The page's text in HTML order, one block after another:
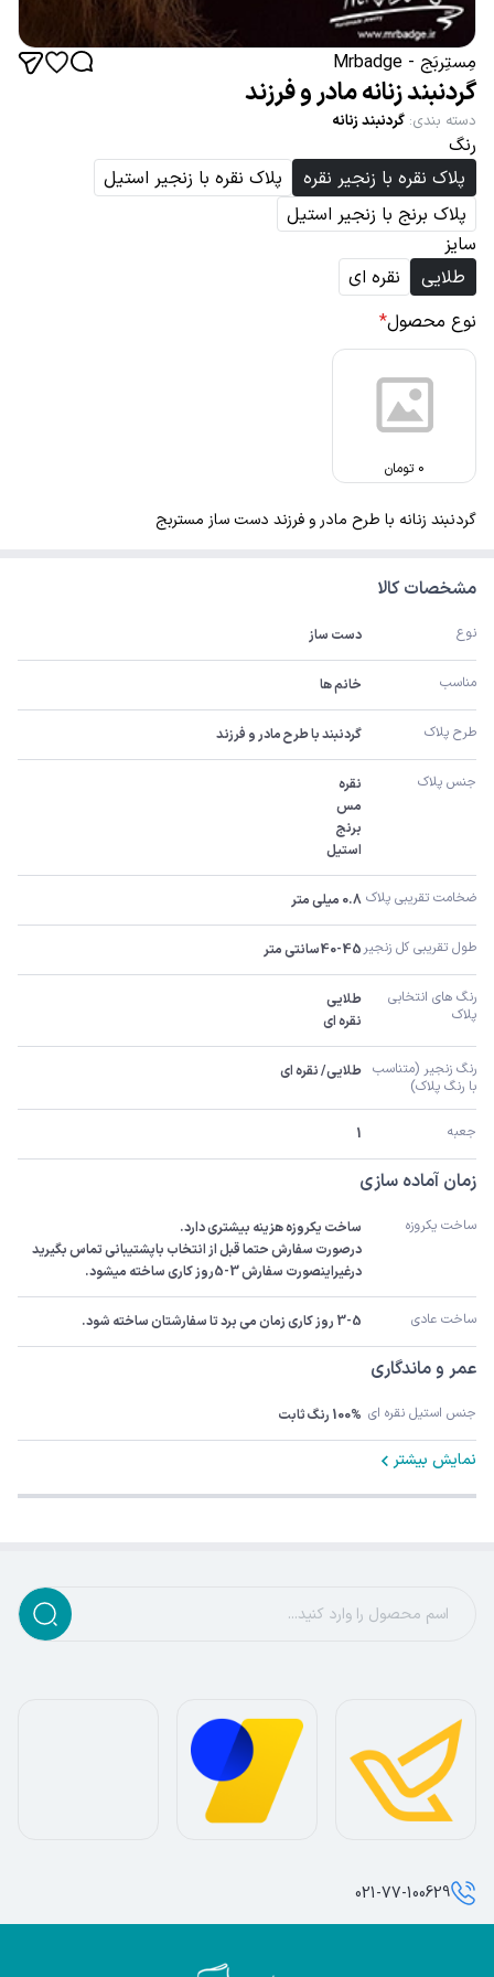
مِستِربَج - Mrbadge
گردنبند زنانه مادر و فرزند
دسته بندی: گردنبند زنانه
رنگ
پلاک نقره با زنجیر نقره
پلاک نقره با زنجیر استیل
پلاک برنج با زنجیر استیل
سایز
طلایی
نقره ای
نوع محصول*
0 تومان
گردنبند زنانه با طرح مادر و فرزند دست ساز مستربج
مشخصات کالا
نوع دست ساز
مناسب خانم ها
طرح پلاک گردنبند با طرح مادر و فرزند
جنس پلاک
استیل
ضخامت تقریبی پلاک 0.8 میلی متر
طول تقریبی کل زنجیر 40-45سانتی متر
پلاک
نقره ای
با رنگ پلاک)
طلایی/ نقره ای
جعبه 1
زمان آماده سازی
ساخت یکروزه
درغیراینصورت سفارش 3-5روز کاری ساخته میشود.
ساخت عادی 3-5 روز کاری زمان می برد تا سفارشتان ساخته شود.
عمر و ماندگاری
جنس استیل نقره ای 100% رنگ ثابت
نمایش بیشتر
021-77-100629